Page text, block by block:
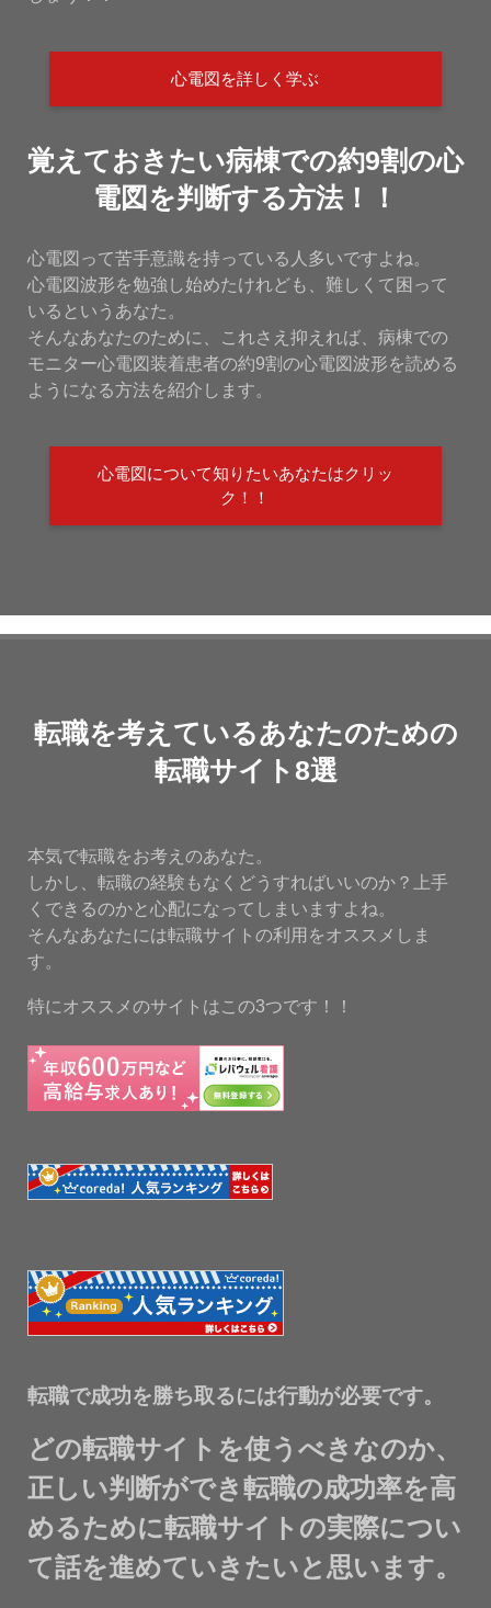
心電図を詳しく学ぶ
覚えておきたい病棟での約9割の心
電図を判断する方法！！
心電図って苦手意識を持っている人多いですよね。
心電図波形を勉強し始めたけれども、難しくて困って
いるというあなた。
そんなあなたのために、これさえ抑えれば、病棟での
モニター心電図装着患者の約9割の心電図波形を読める
ようになる方法を紹介します。
心電図について知りたいあなたはクリッ
ク！！
転職を考えているあなたのための
転職サイト8選
本気で転職をお考えのあなた。
しかし、転職の経験もなくどうすればいいのか？上手
くできるのかと心配になってしまいますよね。
そんなあなたには転職サイトの利用をオススメしま
す。
特にオススメのサイトはこの3つです！！
転職で成功を勝ち取るには行動が必要です。
どの転職サイトを使うべきなのか、
正しい判断ができ転職の成功率を高
めるために転職サイトの実際につい
て話を進めていきたいと思います。